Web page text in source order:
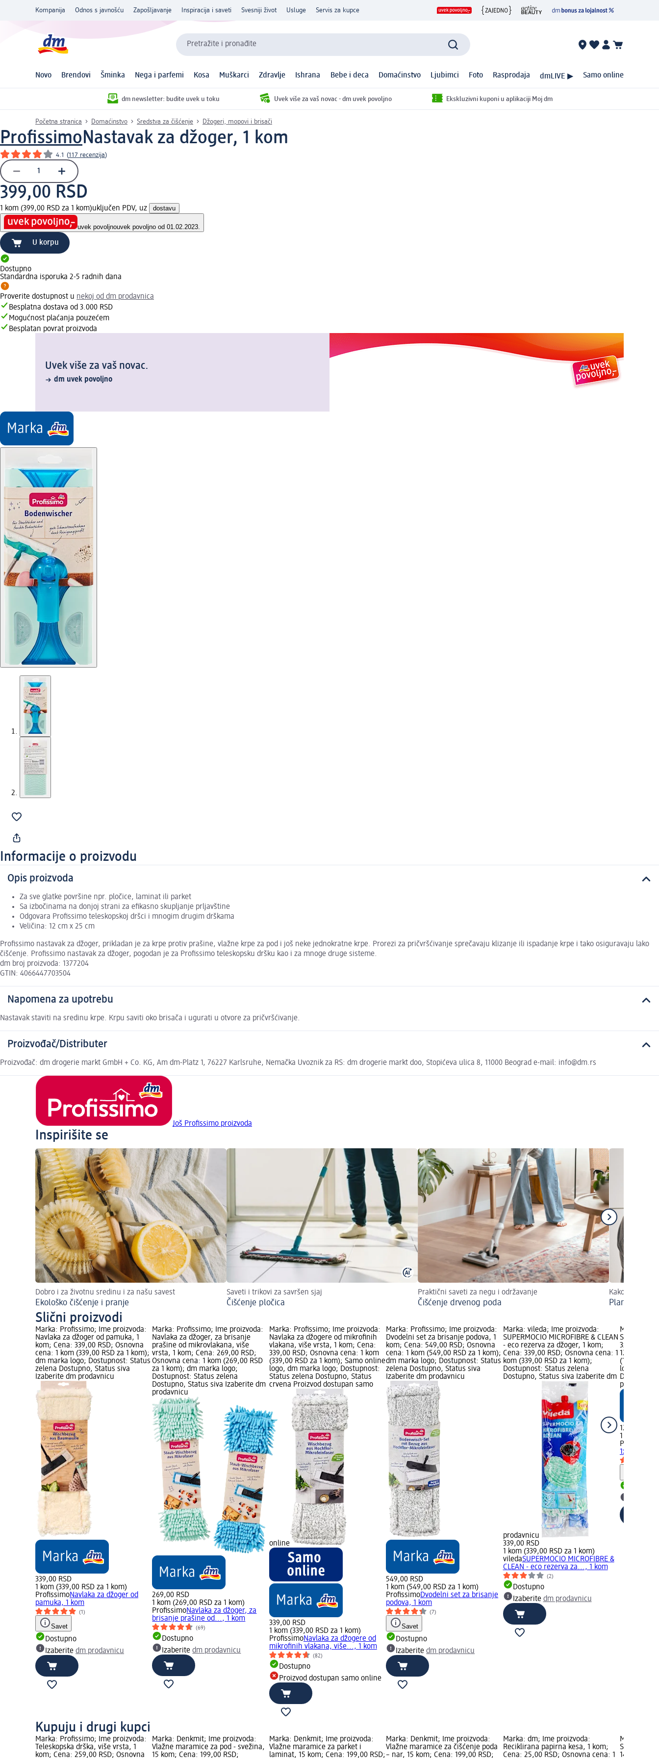
Kompanija Odnos s javnošću Zapošljavanje Inspiracija i saveti Svesniji život Usluge Servis za kupce
Pretražite i pronađite
Novo Brendovi Šminka Nega i parfemi Kosa Muškarci Zdravlje Ishrana Bebe i deca Domaćinstvo Ljubimci Foto Rasprodaja dmLIVE ▶ Samo online
dm newsletter: budite uvek u toku Uvek više za vaš novac - dm uvek povoljno Ekskluzivni kuponi u aplikaciji Moj dm
Početna stranica Domaćinstvo Sredstva za čišćenje Džogeri, mopovi i brisači
ProfissimoNastavak za džoger, 1 kom
4.1 (117 recenzija)
399,00 RSD
1 kom (399,00 RSD za 1 kom)uključen PDV, uz dostavu
uvek povoljnouvek povoljno od 01.02.2023.
U korpu
Dostupno
Standardna isporuka 2-5 radnih dana
Proverite dostupnost u nekoj od dm prodavnica
Besplatna dostava od 3.000 RSD
Mogućnost plaćanja pouzećem
Besplatan povrat proizvoda
Uvek više za vaš novac.
dm uvek povoljno
Informacije o proizvodu
Opis proizvoda
Za sve glatke površine npr. pločice, laminat ili parket
Sa izbočinama na donjoj strani za efikasno skupljanje prljavštine
Odgovara Profissimo teleskopskoj dršci i mnogim drugim drškama
Veličina: 12 cm x 25 cm
Profissimo nastavak za džoger, prikladan je za krpe protiv prašine, vlažne krpe za pod i još neke jednokratne krpe. Prorezi za pričvršćivanje sprečavaju klizanje ili ispadanje krpe i tako osiguravaju lako
čišćenje. Profissimo nastavak za džoger, pogodan je za Profissimo teleskopsku dršku kao i za mnoge druge sisteme.
dm broj proizvoda: 1377204
GTIN: 4066447703504
Napomena za upotrebu
Nastavak staviti na sredinu krpe. Krpu saviti oko brisača i ugurati u otvore za pričvršćivanje.
Proizvođač/Distributer
Proizvođač: dm drogerie markt GmbH + Co. KG, Am dm-Platz 1, 76227 Karlsruhe, Nemačka Uvoznik za RS: dm drogerie markt doo, Stopićeva ulica 8, 11000 Beograd e-mail: info@dm.rs
Još Profissimo proizvoda
Inspirišite se
Dobro i za životnu sredinu i za našu savest
Ekološko čišćenje i pranje
Saveti i trikovi za savršen sjaj
Čišćenje pločica
Praktični saveti za negu i održavanje
Čišćenje drvenog poda
Kako da
Plan čišćenja
Slični proizvodi
Marka: Profissimo; Ime proizvoda:
Navlaka za džoger od pamuka, 1
kom; Cena: 339,00 RSD; Osnovna
cena: 1 kom (339,00 RSD za 1 kom);
dm marka logo; Dostupnost: Status
zelena Dostupno, Status siva
Izaberite dm prodavnicu
339,00 RSD
1 kom (339,00 RSD za 1 kom)
ProfissimoNavlaka za džoger od
pamuka, 1 kom
(1)
Savet
Dostupno
Izaberite dm prodavnicu
Marka: Profissimo; Ime proizvoda:
Navlaka za džoger, za brisanje
prašine od mikrovlakana, više
vrsta, 1 kom; Cena: 269,00 RSD;
Osnovna cena: 1 kom (269,00 RSD
za 1 kom); dm marka logo;
Dostupnost: Status zelena
Dostupno, Status siva Izaberite dm
prodavnicu
269,00 RSD
1 kom (269,00 RSD za 1 kom)
ProfissimoNavlaka za džoger, za
brisanje prašine od..., 1 kom
(69)
Dostupno
Izaberitedm prodavnicu
Marka: Profissimo; Ime proizvoda:
Navlaka za džogere od mikrofinih
vlakana, više vrsta, 1 kom; Cena:
339,00 RSD; Osnovna cena: 1 kom
(339,00 RSD za 1 kom); Samo online
logo, dm marka logo; Dostupnost:
Status zelena Dostupno, Status
crvena Proizvod dostupan samo
online
339,00 RSD
1 kom (339,00 RSD za 1 kom)
ProfissimoNavlaka za džogere od
mikrofinih vlakana, više..., 1 kom
(82)
Dostupno
Proizvod dostupan samo online
Marka: Profissimo; Ime proizvoda:
Dvodelni set za brisanje podova, 1
kom; Cena: 549,00 RSD; Osnovna
cena: 1 kom (549,00 RSD za 1 kom);
dm marka logo; Dostupnost: Status
zelena Dostupno, Status siva
Izaberite dm prodavnicu
549,00 RSD
1 kom (549,00 RSD za 1 kom)
ProfissimoDvodelni set za brisanje
podova, 1 kom
(7)
Savet
Dostupno
Izaberitedm prodavnicu
Marka: vileda; Ime proizvoda:
SUPERMOCIO MICROFIBRE & CLEAN
- eco rezerva za džoger, 1 kom;
Cena: 339,00 RSD; Osnovna cena: 1
kom (339,00 RSD za 1 kom);
Dostupnost: Status zelena
Dostupno, Status siva Izaberite dm
prodavnicu
339,00 RSD
1 kom (339,00 RSD za 1 kom)
viledaSUPERMOCIO MICROFIBRE &
CLEAN - eco rezerva za..., 1 kom
(2)
Dostupno
Izaberite dm prodavnicu
Marka:
Set za
3x navlake,
129,00
(129,00
logo;
Dostupno,
prodavnicu
129,00 RSD
1 kom
Profissimo
1x drška +
Kupuju i drugi kupci
Marka: Profissimo; Ime proizvoda:
Teleskopska drška, više vrsta, 1
kom; Cena: 259,00 RSD; Osnovna
Marka: Denkmit; Ime proizvoda:
Vlažne maramice za pod - svežina,
15 kom; Cena: 199,00 RSD;
Marka: Denkmit; Ime proizvoda:
Vlažne maramice za parket i
laminat, 15 kom; Cena: 199,00 RSD;
Marka: Denkmit; Ime proizvoda:
Vlažne maramice za čišćenje poda
– nar, 15 kom; Cena: 199,00 RSD;
Marka: dm; Ime proizvoda:
Reciklirana papirna kesa, 1 kom;
Cena: 25,00 RSD; Osnovna cena: 1
Marka:
149,00